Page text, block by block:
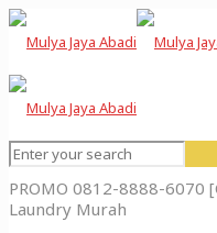
PROMO 0812-8888-6070
Laundry Murah